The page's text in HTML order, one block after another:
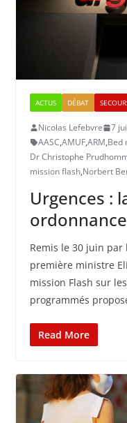
ACTUS DÉBAT
Nicolas Lefebvre 7
AASC,AMUF,ARM,Bed
Dr Christophe
mission flash,Norbert
Urgences :
Remis le 30 juin par
première ministre
mission Flash sur
programmés
Read More